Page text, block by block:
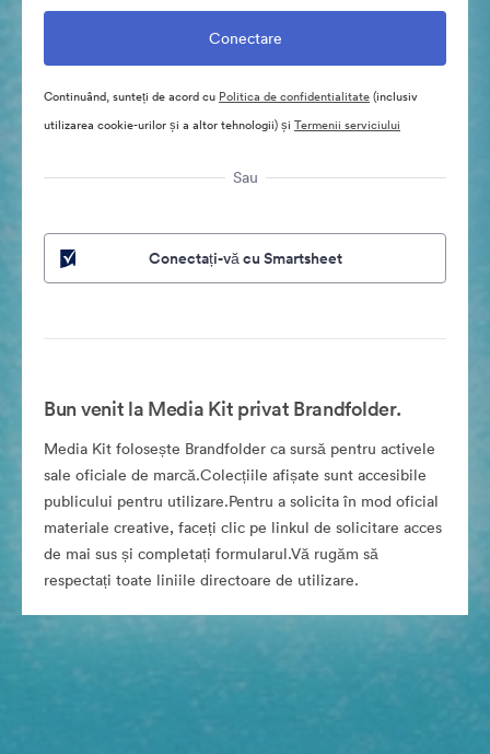
Continuând, sunteți de acord cu Politica de confidentialitate(inclusiv
utilizarea cookie-urilor și a altor tehnologii) și Termenii serviciului
Sau
Conectați-vă cu Smartsheet
Bun venit la Media Kit privat Brandfolder.
Media Kit folosește Brandfolder ca sursă pentru activele
sale oficiale de marcă.Colecțiile afișate sunt accesibile
publicului pentru utilizare.Pentru a solicita în mod oficial
materiale creative, faceți clic pe linkul de solicitare acces
de mai sus și completați formularul.Vă rugăm să
respectați toate liniile directoare de utilizare.